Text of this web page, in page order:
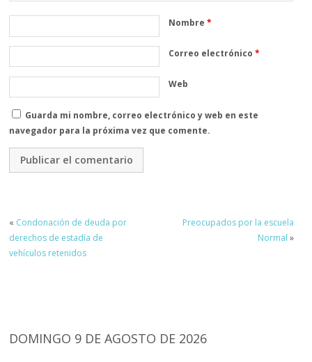
Nombre*
Correo electrónico*
Web
Guarda mi nombre, correo electrónico y web en este
navegador para la próxima vez que comente.
« Condonación de deuda por
derechos de estadía de
vehículos retenidos
Preocupados por la escuela
Normal »
DOMINGO 9 DE AGOSTO DE 2026